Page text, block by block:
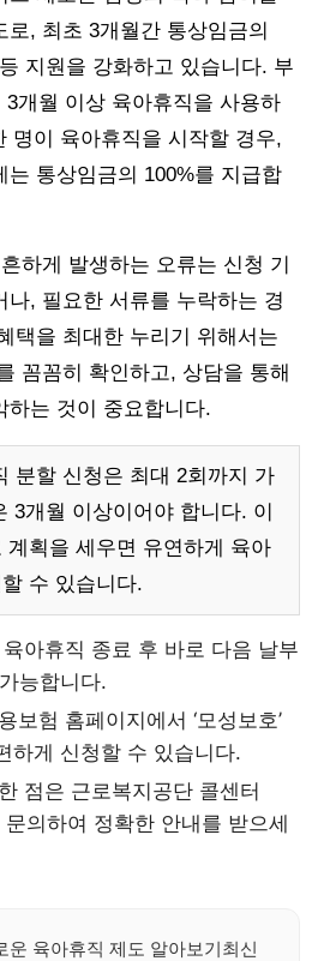
로, 최초 3개월간 통상임금의
지원을 강화하고 있습니다. 부
개월 이상 육아휴직을 사용하
명이 육아휴직을 시작할 경우,
는 통상임금의 100%를 지급합
하게 발생하는 오류는 신청 기
나, 필요한 서류를 누락하는 경
택을 최대한 누리기 위해서는
꼼꼼히 확인하고, 상담을 통해
하는 것이 중요합니다.
분할 신청은 최대 2회까지 가
3개월 이상이어야 합니다. 이
계획을 세우면 유연하게 육아
수 있습니다.
육아휴직 종료 후 바로 다음 날부
능합니다.
보험 홈페이지에서 ‘모성보호’
하게 신청할 수 있습니다.
점은 근로복지공단 콜센터
의하여 정확한 안내를 받으세
운 육아휴직 제도 알아보기최신